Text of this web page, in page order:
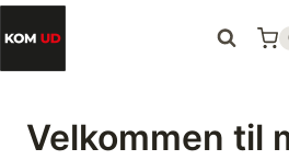
Fortsæt
til
indhold
Velkommen til